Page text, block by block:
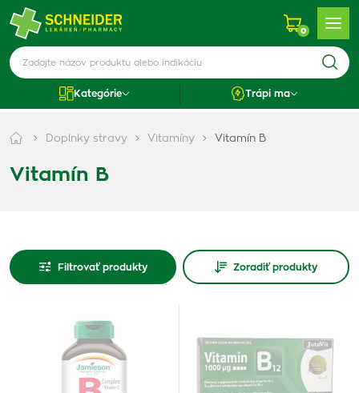
0
Kategórie Trápi ma
Doplnky stravy Vitamíny Vitamín B
Vitamín B
Filtrovať produkty Zoradiť produkty